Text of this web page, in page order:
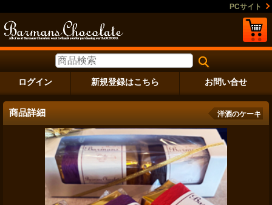
PCサイト
ログイン 新規登録はこちら お問い合せ
商品詳細 洋酒のケーキ